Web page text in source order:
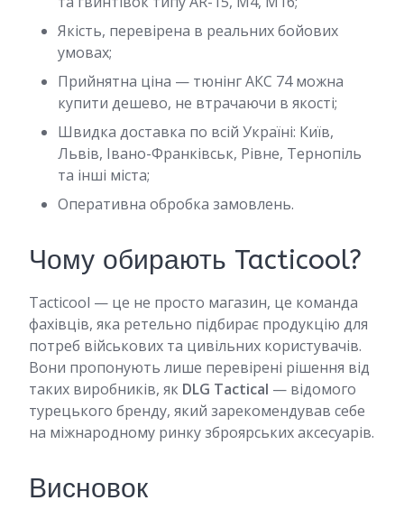
Якість, перевірена в реальних бойових
умовах;
Прийнятна ціна — тюнінг АКС 74 можна
купити дешево, не втрачаючи в якості;
Швидка доставка по всій Україні: Київ,
Львів, Івано-Франківськ, Рівне, Тернопіль
та інші міста;
Оперативна обробка замовлень.
Чому обирають Tacticool?
Tacticool — це не просто магазин, це команда
фахівців, яка ретельно підбирає продукцію для
потреб військових та цивільних користувачів.
Вони пропонують лише перевірені рішення від
таких виробників, як DLG Tactical — відомого
турецького бренду, який зарекомендував себе
на міжнародному ринку зброярських аксесуарів.
Висновок